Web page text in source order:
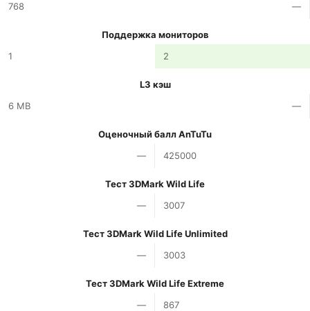
768
—
Поддержка мониторов
1
2
L3 кэш
6 MB
—
Оценочный балл AnTuTu
—
425000
Тест 3DMark Wild Life
—
3007
Тест 3DMark Wild Life Unlimited
—
3003
Тест 3DMark Wild Life Extreme
—
867